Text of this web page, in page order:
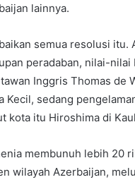
lainnya.
semua resolusi itu.
peradaban, nilai-nilai
Inggris Thomas de
Kecil, sedang
kota itu Hiroshima di
membunuh lebih 20
wilayah Azerbaijan,